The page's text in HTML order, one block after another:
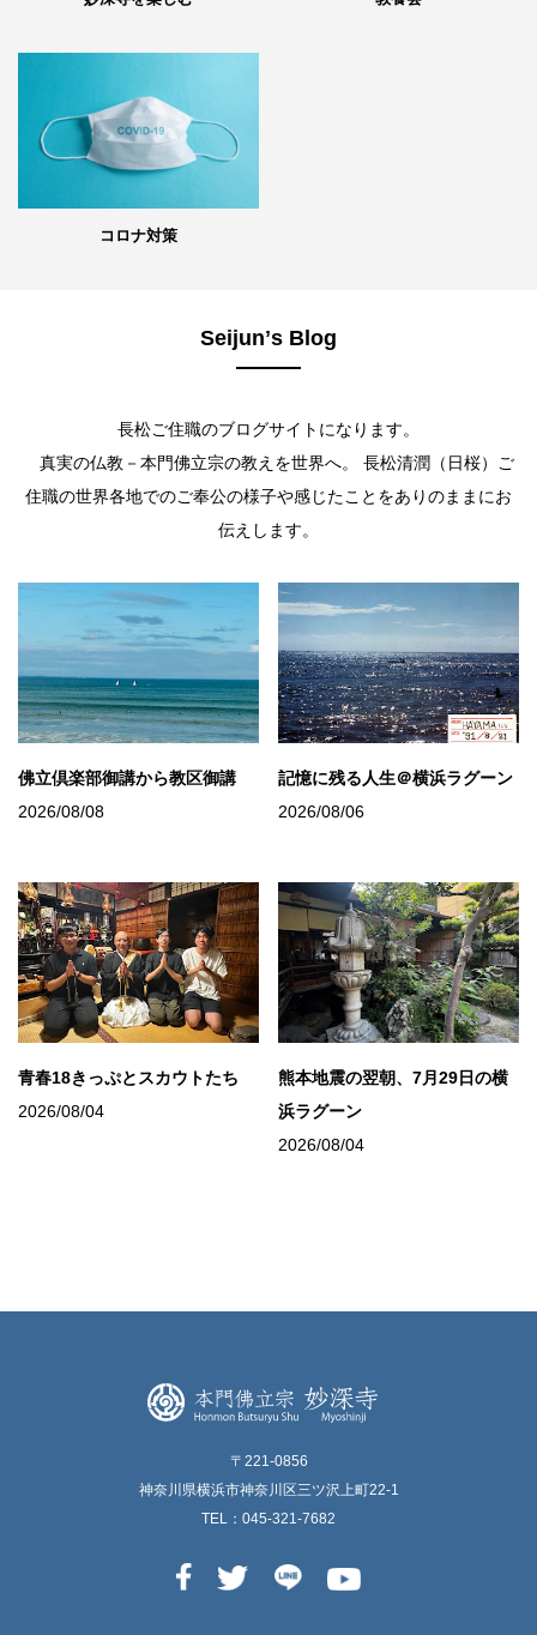
コロナ対策
Seijunʼs Blog
長松ご住職のブログサイトになります。
真実の仏教－本門佛立宗の教えを世界へ。 長松清潤（日桜）ご
住職の世界各地でのご奉公の様子や感じたことをありのままにお
伝えします。
佛立倶楽部御講から教区御講
2026/08/08
記憶に残る人生＠横浜ラグーン
2026/08/06
青春18きっぷとスカウトたち
2026/08/04
熊本地震の翌朝、7月29日の横
浜ラグーン
2026/08/04
〒221-0856
神奈川県横浜市神奈川区三ツ沢上町22-1
TEL：045-321-7682